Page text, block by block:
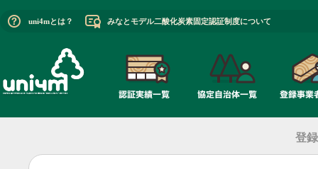
uni4mとは？ みなとモデル二酸化炭素固定認証制度について
登